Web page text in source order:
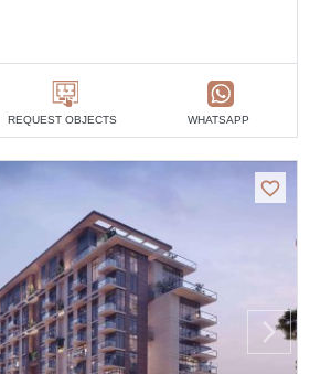
REQUEST OBJECTS WHATSAPP